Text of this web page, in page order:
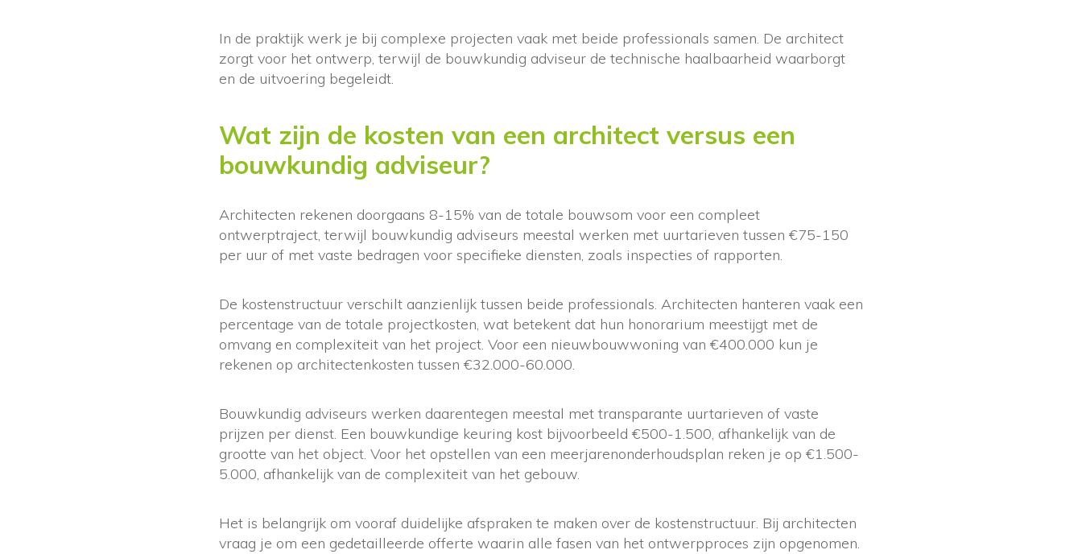
In de praktijk werk je bij complexe projecten vaak met beide professionals samen. De architect
zorgt voor het ontwerp, terwijl de bouwkundig adviseur de technische haalbaarheid waarborgt
en de uitvoering begeleidt.
Wat zijn de kosten van een architect versus een
bouwkundig adviseur?
Architecten rekenen doorgaans 8-15% van de totale bouwsom voor een compleet
ontwerptraject, terwijl bouwkundig adviseurs meestal werken met uurtarieven tussen €75-150
per uur of met vaste bedragen voor specifieke diensten, zoals inspecties of rapporten.
De kostenstructuur verschilt aanzienlijk tussen beide professionals. Architecten hanteren vaak een
percentage van de totale projectkosten, wat betekent dat hun honorarium meestijgt met de
omvang en complexiteit van het project. Voor een nieuwbouwwoning van €400.000 kun je
rekenen op architectenkosten tussen €32.000-60.000.
Bouwkundig adviseurs werken daarentegen meestal met transparante uurtarieven of vaste
prijzen per dienst. Een bouwkundige keuring kost bijvoorbeeld €500-1.500, afhankelijk van de
grootte van het object. Voor het opstellen van een meerjarenonderhoudsplan reken je op €1.500-
5.000, afhankelijk van de complexiteit van het gebouw.
Het is belangrijk om vooraf duidelijke afspraken te maken over de kostenstructuur. Bij architecten
vraag je om een gedetailleerde offerte waarin alle fasen van het ontwerpproces zijn opgenomen.